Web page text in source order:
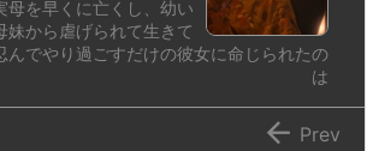
母を早くに亡くし、幼い
妹から虐げられて生きて
んでやり過ごすだけの彼女に命じられたの
は
 Prev